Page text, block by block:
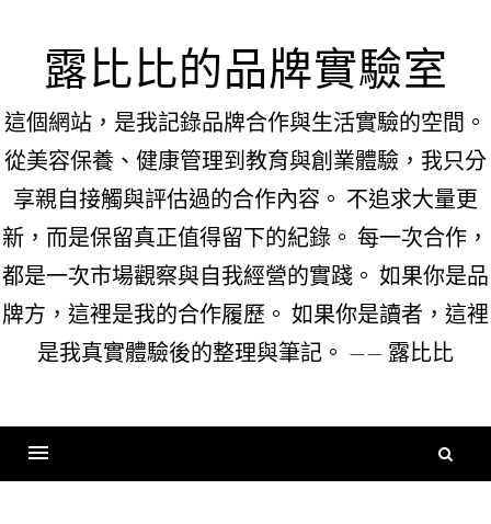
content露比比的品牌實驗室
這個網站，是我記錄品牌合作與生活實驗的空間。
從美容保養、健康管理到教育與創業體驗，我只分
享親自接觸與評估過的合作內容。 不追求大量更
新，而是保留真正值得留下的紀錄。 每一次合作，
都是一次市場觀察與自我經營的實踐。 如果你是品
牌方，這裡是我的合作履歷。 如果你是讀者，這裡
是我真實體驗後的整理與筆記。 —— 露比比